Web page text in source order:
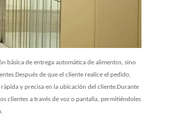
básica de entrega automática de alimentos, sino
de que el cliente realice el pedido,
y precisa en la ubicación del cliente.Durante
clientes a través de voz o pantalla, permitiéndoles